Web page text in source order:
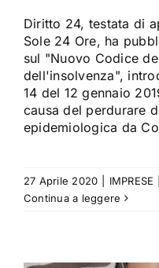
Diritto 24, testata di
Sole 24 Ore, ha
sul "Nuovo Codice
dell'insolvenza",
14 del 12 gennaio
causa del perdurare
epidemiologica da
27 Aprile 2020 IMPRESE
Continua a leggere